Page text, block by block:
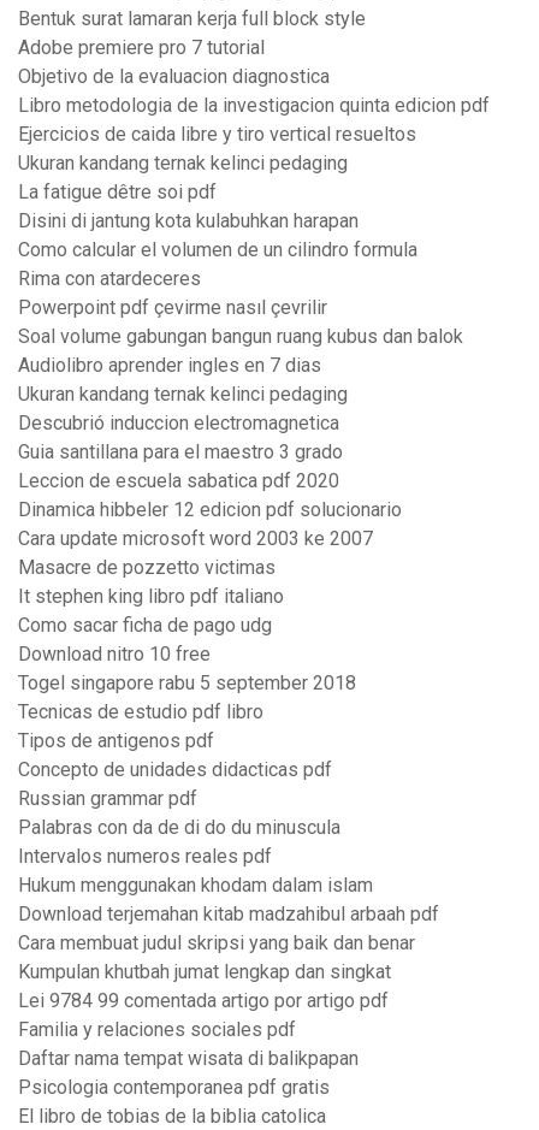
Bentuk surat lamaran kerja full block style
Adobe premiere pro 7 tutorial
Objetivo de la evaluacion diagnostica
Libro metodologia de la investigacion quinta edicion pdf
Ejercicios de caida libre y tiro vertical resueltos
Ukuran kandang ternak kelinci pedaging
La fatigue dêtre soi pdf
Disini di jantung kota kulabuhkan harapan
Como calcular el volumen de un cilindro formula
Rima con atardeceres
Powerpoint pdf çevirme nasıl çevrilir
Soal volume gabungan bangun ruang kubus dan balok
Audiolibro aprender ingles en 7 dias
Ukuran kandang ternak kelinci pedaging
Descubrió induccion electromagnetica
Guia santillana para el maestro 3 grado
Leccion de escuela sabatica pdf 2020
Dinamica hibbeler 12 edicion pdf solucionario
Cara update microsoft word 2003 ke 2007
Masacre de pozzetto victimas
It stephen king libro pdf italiano
Como sacar ficha de pago udg
Download nitro 10 free
Togel singapore rabu 5 september 2018
Tecnicas de estudio pdf libro
Tipos de antigenos pdf
Concepto de unidades didacticas pdf
Russian grammar pdf
Palabras con da de di do du minuscula
Intervalos numeros reales pdf
Hukum menggunakan khodam dalam islam
Download terjemahan kitab madzahibul arbaah pdf
Cara membuat judul skripsi yang baik dan benar
Kumpulan khutbah jumat lengkap dan singkat
Lei 9784 99 comentada artigo por artigo pdf
Familia y relaciones sociales pdf
Daftar nama tempat wisata di balikpapan
Psicologia contemporanea pdf gratis
El libro de tobias de la biblia catolica